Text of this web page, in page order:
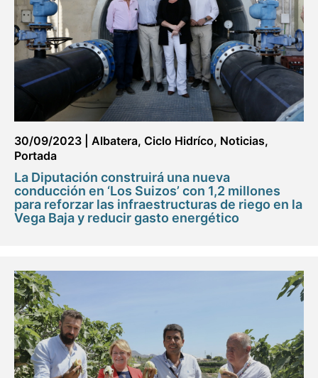
30/09/2023 Albatera, Ciclo Hidríco, Noticias,
Portada
La Diputación construirá una nueva
conducción en ‘Los Suizos’ con 1,2 millones
para reforzar las infraestructuras de riego en la
Vega Baja y reducir gasto energético